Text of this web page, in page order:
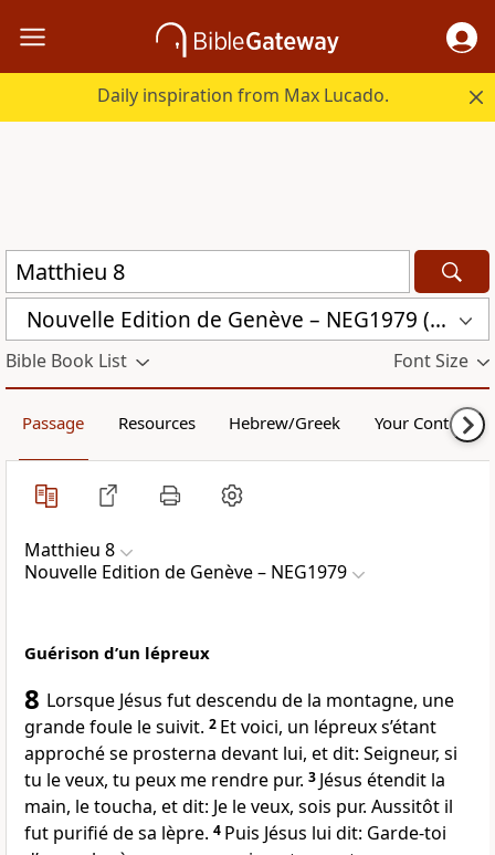
Daily inspiration from Max Lucado.
Nouvelle Edition de Genève – NEG1979 (NEG1979)
Bible Book List Font Size
Passage Resources Hebrew/Greek Your Content
Matthieu 8
Nouvelle Edition de Genève – NEG1979
Guérison d’un lépreux
8 Lorsque Jésus fut descendu de la montagne, une
grande foule le suivit. 2 Et voici, un lépreux s’étant
approché se prosterna devant lui, et dit: Seigneur, si
tu le veux, tu peux me rendre pur. 3 Jésus étendit la
main, le toucha, et dit: Je le veux, sois pur. Aussitôt il
fut purifié de sa lèpre. 4 Puis Jésus lui dit: Garde-toi